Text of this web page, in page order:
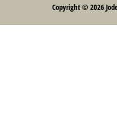
Copyright © 2026